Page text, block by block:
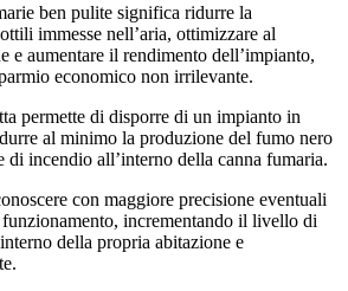
ben pulite significa ridurre la
immesse nell’aria, ottimizzare al
e aumentare il rendimento dell’impianto,
economico non irrilevante.
permette di disporre di un impianto in
al minimo la produzione del fumo nero
incendio all’interno della canna fumaria.
con maggiore precisione eventuali
incrementando il livello di
della propria abitazione e